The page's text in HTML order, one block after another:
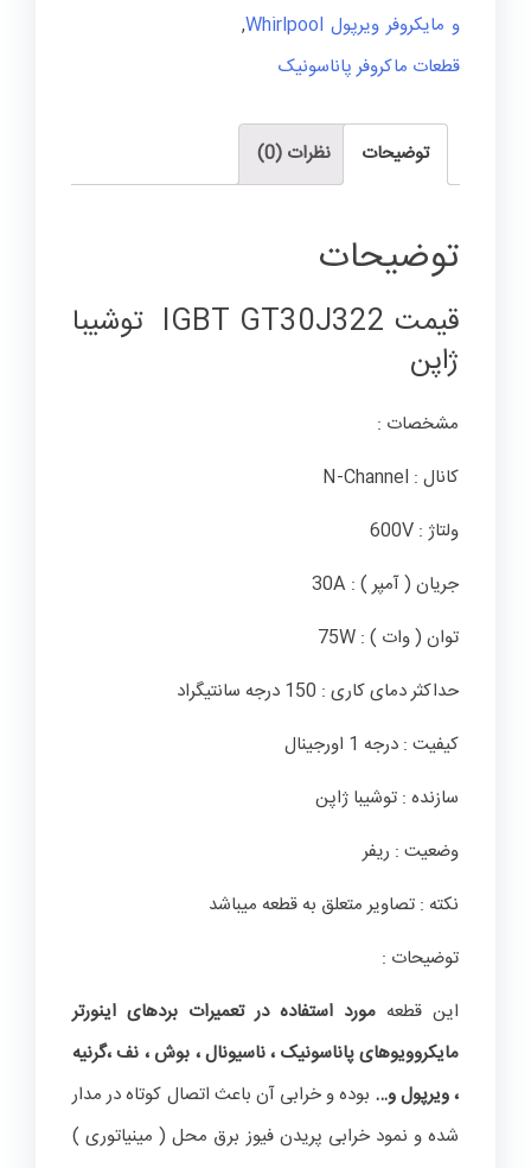
و مایکروفر ویرپول Whirlpool
,
قطعات ماکروفر پاناسونیک
توضیحات نظرات (0)
توضیحات
قیمت IGBT GT30J322 توشیبا
ژاپن
مشخصات :
کانال : N-Channel
ولتاژ : 600V
جریان ( آمپر ) : 30A
توان ( وات ) : 75W
حداکثر دمای کاری : 150 درجه سانتیگراد
کیفیت : درجه 1 اورجینال
سازنده : توشیبا ژاپن
وضعیت : ریفر
نکته : تصاویر متعلق به قطعه میباشد
توضیحات :
این قطعه مورد استفاده در تعمیرات بردهای اینورتر
مایکروویوهای پاناسونیک ، ناسیونال ، بوش ، نف ،گرنیه
، ویرپول و… بوده و خرابی آن باعث اتصال کوتاه در مدار
شده و نمود خرابی پریدن فیوز برق محل ( مینیاتوری )